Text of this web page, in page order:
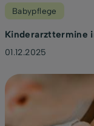
Babypflege
Kinderarzttermine
01.12.2025